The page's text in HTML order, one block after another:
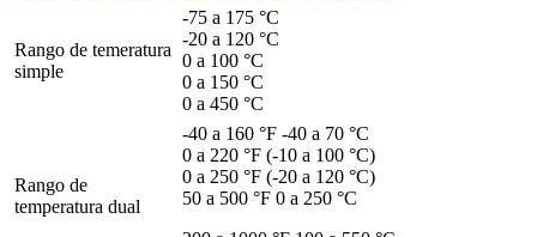
Rango de temeratura
simple
-75 a 175 °C
-20 a 120 °C
0 a 100 °C
0 a 150 °C
0 a 450 °C
Rango de
temperatura dual
-40 a 160 °F -40 a 70 °C
0 a 220 °F (-10 a 100 °C)
0 a 250 °F (-20 a 120 °C)
50 a 500 °F 0 a 250 °C